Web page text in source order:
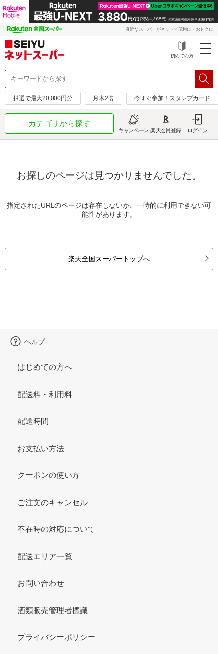
身近なスーパーがネットで便利に・おトクに
初めての方
抽選で最大20,000円分 月木2倍 今すぐ参加！スタンプカード
カテゴリから探す
キャンペーン 楽天会員登録 ログイン
お探しのページは見つかりませんでした。
指定されたURLのページは存在しないか、一時的に利用できない可
能性があります。
楽天全国スーパートップへ
ヘルプ
はじめての方へ
配送料・利用料
配送時間
お支払い方法
クーポンの使い方
ご注文のキャンセル
不在時の対応について
配送エリア一覧
お問い合わせ
酒類販売管理者標識
プライバシーポリシー